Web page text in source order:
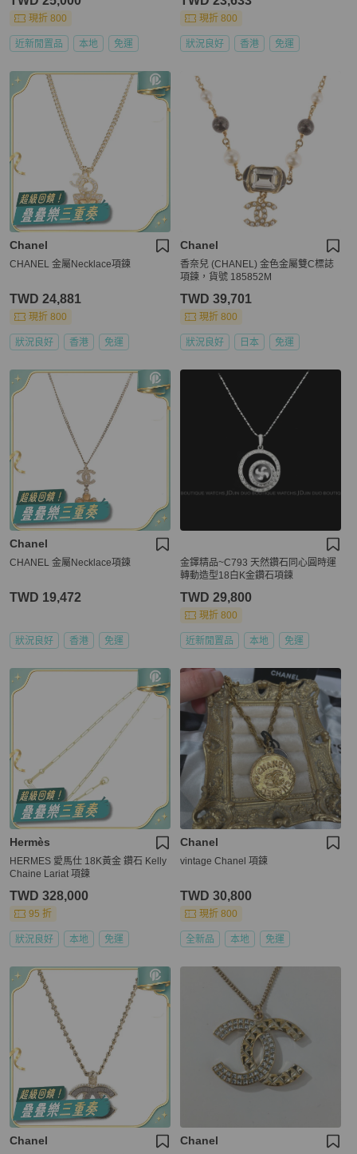
現折 800
近新閒置品 本地 免運
現折 800
狀況良好 香港 免運
Chanel
CHANEL 金屬Necklace項鍊
TWD 24,881
現折 800
狀況良好 香港 免運
Chanel
香奈兒 (CHANEL) 金色金屬雙C標誌
項鍊，貨號 185852M
TWD 39,701
現折 800
狀況良好 日本 免運
Chanel
CHANEL 金屬Necklace項鍊
TWD 19,472
狀況良好 香港 免運
金鐸精品~C793 天然鑽石同心圓時運
轉動造型18白K金鑽石項鍊
TWD 29,800
現折 800
近新閒置品 本地 免運
Hermès
HERMES 愛馬仕 18K黃金 鑽石 Kelly
Chaine Lariat 項鍊
TWD 328,000
95 折
狀況良好 本地 免運
Chanel
vintage Chanel 項鍊
TWD 30,800
現折 800
全新品 本地 免運
Chanel Chanel